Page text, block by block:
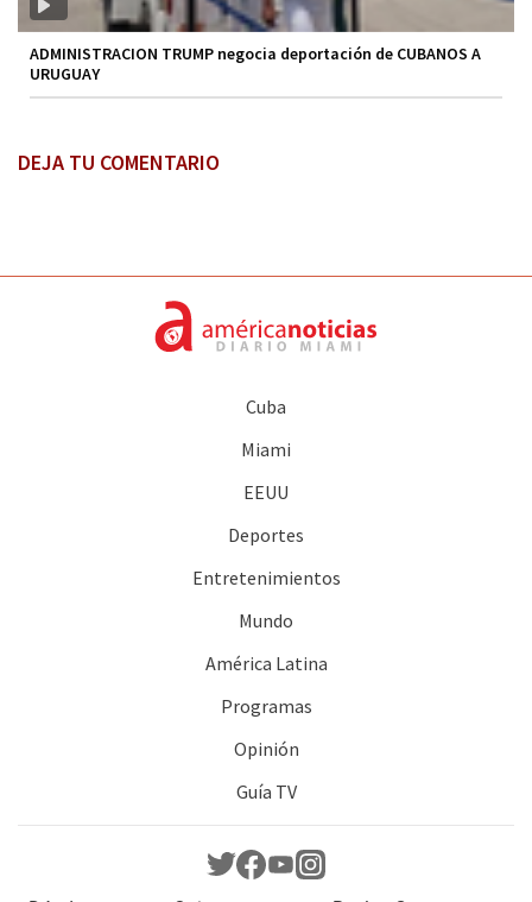
ADMINISTRACION TRUMP negocia deportación de CUBANOS A
URUGUAY
DEJA TU COMENTARIO
Cuba
Miami
EEUU
Deportes
Entretenimientos
Mundo
América Latina
Programas
Opinión
Guía TV